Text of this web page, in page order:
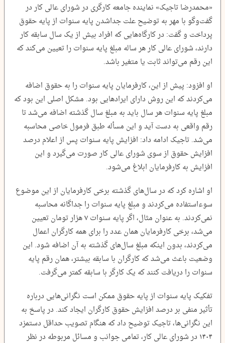
«محمدرضا تاجیک» نماینده جامعه کارگری در شورای عالی کار در
گفت‌وگو با مهر به توضیح علت جداشدن پایه سنوات از پایه حقوق
پرداخت و گفت: در کارگاه‌هایی که افراد بیش از یک سال سابقه کار
دارند، شورای عالی کار هر ساله مبلغ پایه سنوات را تعیین می‌کند که
این رقم می‌تواند ثابت یا متغیر باشد.
او افزود: پیش از این، کارفرمایان پایه سنوات را به حقوق اضافه
می‌کردند که این روش دارای ایرادهایی بود. مشکل اصلی این بود که
مبلغ پایه سنوات هر سال باید به مبلغ سال گذشته اضافه می‌شد تا
رقم واقعی به دست آید و این مسأله طبق فرمول خاصی محاسبه
می‌شد. تاجیک ادامه داد: افزایش پایه سنوات پس از اعلام درصد
افزایش حقوق از سوی شورای عالی کار صورت می‌گیرد و این
افزایش به کارفرمایان ابلاغ می‌شود.
او اشاره کرد که در سال‌های گذشته برخی کارفرمایان از این موضوع
سوءاستفاده می‌کردند و مبلغ پایه سنوات را جداگانه محاسبه
نمی‌کردند. به عنوان مثال، اگر پایه سنوات ۷ هزار تومان تعیین
می‌شد، برخی کارفرمایان همان عدد را برای همه کارگران اعمال
می‌کردند، بدون اینکه مبلغ سال‌های گذشته به آن اضافه شود. این
وضعیت باعث می‌شد که کارگران با سابقه بیشتر، همان رقم پایه
سنوات را دریافت کنند که یک کارگر با سابقه کمتر می‌گرفت.
تفکیک پایه سنوات از پایه حقوق ممکن است نگرانی‌هایی درباره
تأثیر منفی بر درصد افزایش حقوق کارگران ایجاد کند. در پاسخ به
این نگرانی‌ها، تاجیک توضیح داد که هنگام تصویب حداقل دستمزد
۱۴۰۴ در شورای عالی کار، تمامی جوانب و مسائل مربوطه در نظر